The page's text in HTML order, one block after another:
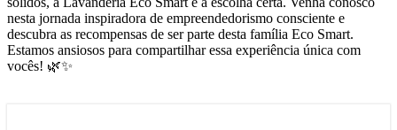
nesta jornada inspiradora de empreendedorismo consciente e
descubra as recompensas de ser parte desta família Eco Smart.
Estamos ansiosos para compartilhar essa experiência única com
vocês! 🌿✨